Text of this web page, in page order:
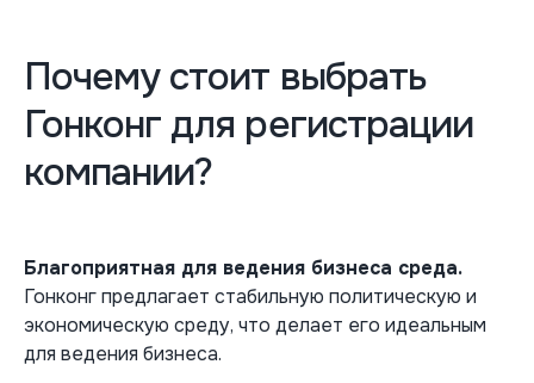
Почему стоит выбрать
Гонконг для регистрации
компании?
Благоприятная для ведения бизнеса среда.
Гонконг предлагает стабильную политическую и
экономическую среду, что делает его идеальным
для ведения бизнеса.